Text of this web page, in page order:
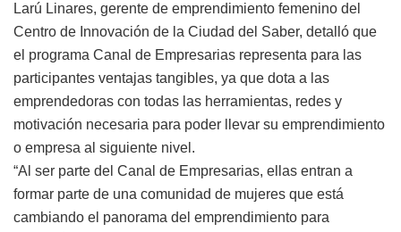
Larú Linares, gerente de emprendimiento femenino del
Centro de Innovación de la Ciudad del Saber, detalló que
el programa Canal de Empresarias representa para las
participantes ventajas tangibles, ya que dota a las
emprendedoras con todas las herramientas, redes y
motivación necesaria para poder llevar su emprendimiento
o empresa al siguiente nivel.
“Al ser parte del Canal de Empresarias, ellas entran a
formar parte de una comunidad de mujeres que está
cambiando el panorama del emprendimiento para